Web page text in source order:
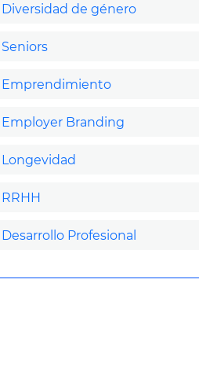
Diversidad de género
Seniors
Emprendimiento
Employer Branding
Longevidad
RRHH
Desarrollo Profesional